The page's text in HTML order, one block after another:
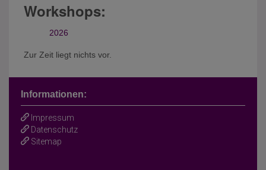
Workshops:
2026
Zur Zeit liegt nichts vor.
Informationen:
Impressum
Datenschutz
Sitemap